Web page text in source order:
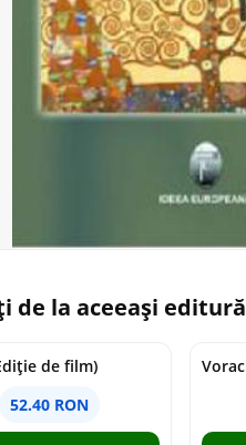
de la aceeași editură
de film)
52.40 RON